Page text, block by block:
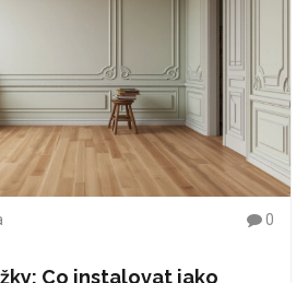
0
Co instalovat jako